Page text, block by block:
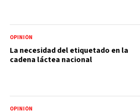
OPINIÓN
La necesidad del etiquetado en la
cadena láctea nacional
OPINIÓN